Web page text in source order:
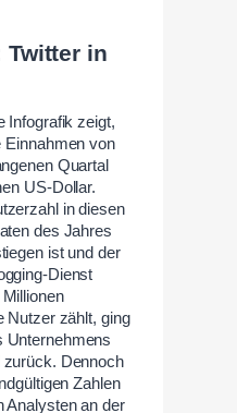
in
Infografik zeigt,
Einnahmen von
Quartal
US-Dollar.
in diesen
des Jahres
ist und der
Dienst
Nutzer zählt, ging
Unternehmens
Dennoch
Zahlen
Analysten an der